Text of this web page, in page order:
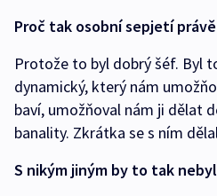
Proč tak osobní sepjetí
Protože to byl dobrý šéf. Byl
dynamický, který nám
baví, umožňoval nám ji dělat
banality. Zkrátka se s ním
S nikým jiným by to tak